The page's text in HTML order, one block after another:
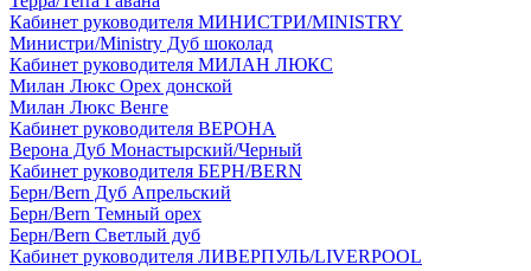
Кабинет руководителя МИНИСТРИ/MINISTRY
Министри/Ministry Дуб шоколад
Кабинет руководителя МИЛАН ЛЮКС
Милан Люкс Орех донской
Милан Люкс Венге
Кабинет руководителя ВЕРОНА
Верона Дуб Монастырский/Черный
Кабинет руководителя БЕРН/BERN
Берн/Bern Дуб Апрельский
Берн/Bern Темный орех
Берн/Bern Светлый дуб
Кабинет руководителя ЛИВЕРПУЛЬ/LIVERPOOL